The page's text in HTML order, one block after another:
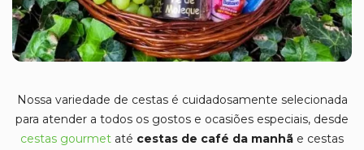
Nossa variedade de cestas é cuidadosamente selecionada
para atender a todos os gostos e ocasiões especiais, desde
cestas gourmet até cestas de café da manhã e cestas